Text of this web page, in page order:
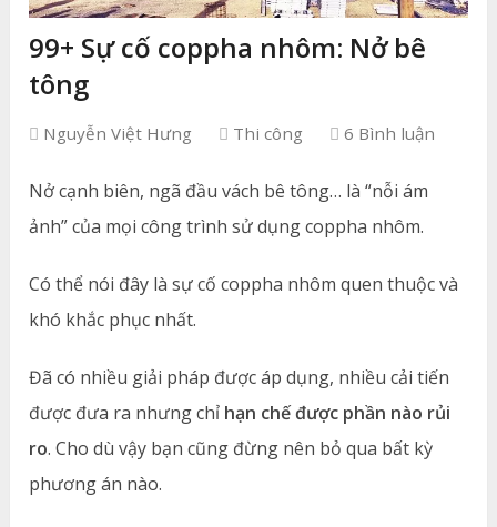
99+ Sự cố coppha nhôm: Nở bê
tông
Nguyễn Việt Hưng Thi công 6 Bình luận
Nở cạnh biên, ngã đầu vách bê tông… là “nỗi ám
ảnh” của mọi công trình sử dụng coppha nhôm.
Có thể nói đây là sự cố coppha nhôm quen thuộc và
khó khắc phục nhất.
Đã có nhiều giải pháp được áp dụng, nhiều cải tiến
được đưa ra nhưng chỉ hạn chế được phần nào rủi
ro. Cho dù vậy bạn cũng đừng nên bỏ qua bất kỳ
phương án nào.